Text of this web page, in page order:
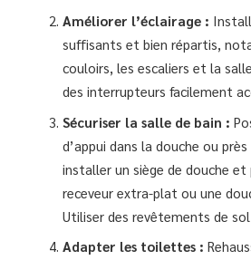
Améliorer l’éclairage :
suffisants et bien répartis,
couloirs, les escaliers et la
des interrupteurs facilement
Sécuriser la salle de bain :
d’appui dans la douche ou
installer un siège de douche et
receveur extra-plat ou une
Utiliser des revêtements de
Adapter les toilettes :